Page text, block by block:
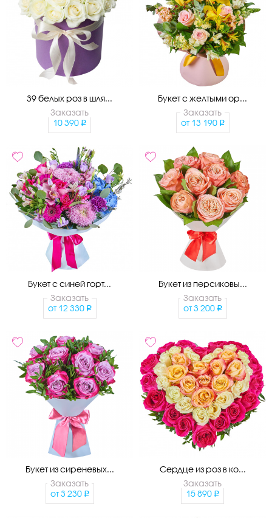
39 белых роз в шля...
Заказать
10 390
Букет с желтыми ор...
Заказать
от 13 190
Букет с синей горт...
Заказать
от 12 330
Букет из персиковы...
Заказать
от 3 200
Букет из сиреневых...
Заказать
от 3 230
Сердце из роз в ко...
Заказать
15 890